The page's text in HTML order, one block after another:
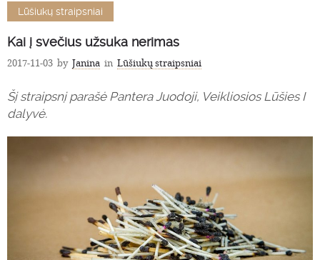
Lūšiukų straipsniai
Kai į svečius užsuka nerimas
2017-11-03 by Janina in Lūšiukų straipsniai
Šį straipsnį parašė Pantera Juodoji, Veikliosios Lūšies I
dalyvė.